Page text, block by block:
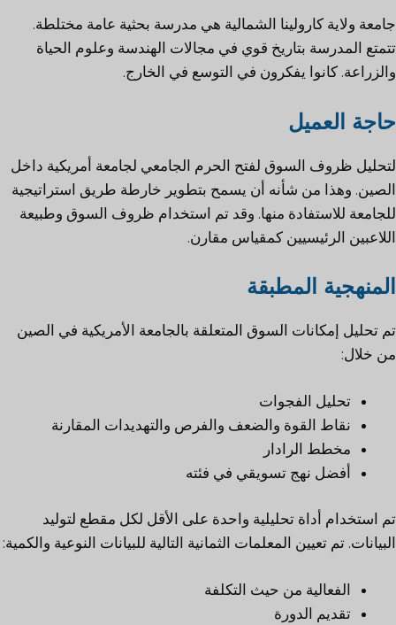
جامعة ولاية كارولينا الشمالية هي مدرسة بحثية عامة مختلطة.
تتمتع المدرسة بتاريخ قوي في مجالات الهندسة وعلوم الحياة
والزراعة. كانوا يفكرون في التوسع في الخارج.
حاجة العميل
لتحليل ظروف السوق لفتح الحرم الجامعي لجامعة أمريكية داخل
الصين. وهذا من شأنه أن يسمح بتطوير خارطة طريق استراتيجية
للجامعة للاستفادة منها. وقد تم استخدام ظروف السوق وطبيعة
اللاعبين الرئيسيين كمقياس مقارن.
المنهجية المطبقة
تم تحليل إمكانات السوق المتعلقة بالجامعة الأمريكية في الصين
من خلال:
تحليل الفجوات
نقاط القوة والضعف والفرص والتهديدات المقارنة
مخطط الرادار
أفضل نهج تسويقي في فئته
تم استخدام أداة تحليلية واحدة على الأقل لكل مقطع لتوليد
البيانات. تم تعيين المعلمات الثمانية التالية للبيانات النوعية والكمية:
الفعالية من حيث التكلفة
تقديم الدورة